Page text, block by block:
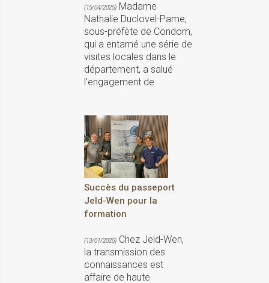
(15/04/2025) Madame
Nathalie Duclovel-Pame,
sous-préfète de Condom,
qui a entamé une série de
visites locales dans le
département, a salué
l’engagement de
Succès du passeport
Jeld-Wen pour la
formation
(13/01/2025) Chez Jeld-Wen,
la transmission des
connais­sances est
affaire de haute